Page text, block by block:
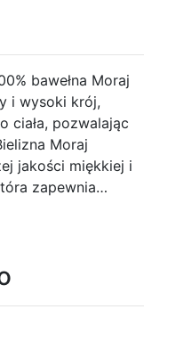
bawełna Moraj
i wysoki krój,
ciała, pozwalając
Moraj
jakości miękkiej i
zapewnia…